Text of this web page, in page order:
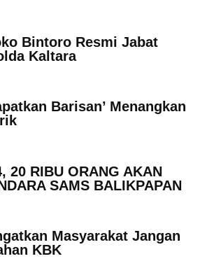
Bintoro Resmi Jabat
Kaltara
Barisan’ Menangkan
20 RIBU ORANG AKAN
SAMS BALIKPAPAN
Masyarakat Jangan
KBK